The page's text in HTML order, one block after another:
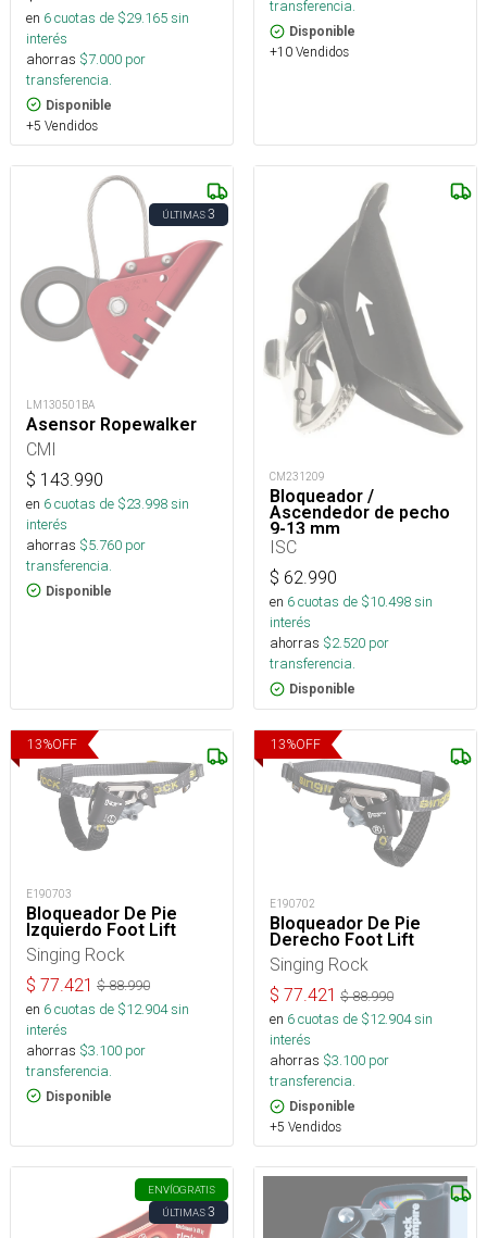
en 6cuotas de $29.165sin
interés
ahorras $7.000 por
transferencia.
Disponible
+5 Vendidos
transferencia.
Disponible
+10 Vendidos
ÚLTIMAS3
LM130501BA
Asensor Ropewalker
CMI
$ 143.990
en 6cuotas de $23.998sin
interés
ahorras $5.760 por
transferencia.
Disponible
CM231209
Bloqueador /
Ascendedor de pecho
9-13 mm
ISC
$ 62.990
en 6cuotas de $10.498sin
interés
ahorras $2.520 por
transferencia.
Disponible
13%OFF
E190703
Bloqueador De Pie
Izquierdo Foot Lift
Singing Rock
$ 77.421 $88.990
en 6cuotas de $12.904sin
interés
ahorras $3.100 por
transferencia.
Disponible
13%OFF
E190702
Bloqueador De Pie
Derecho Foot Lift
Singing Rock
$ 77.421 $88.990
en 6cuotas de $12.904sin
interés
ahorras $3.100 por
transferencia.
Disponible
+5 Vendidos
ENVÍOGRATIS
ÚLTIMAS3